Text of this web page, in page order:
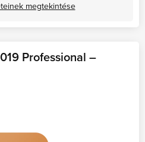
megtekintése
Professional –